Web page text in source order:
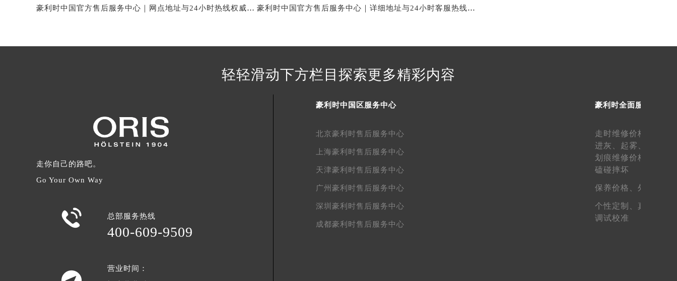
辽宁省辽阳市白塔区新运大街豪利时售后服务中心（需提前预约）
辽宁省营口市站前区市府路与渤海大街交叉口豪利时售后服务中心（需提前预约）
辽宁省沈阳市沈河区中街路83号亨得利名表维修授权店1楼豪利时售后服务中心（需提前预约）
北京市东城区东长安街1号王府井东方广场W3座6层602室豪利时售后服务中心（需提前预约）
河北省保定市竞秀区朝阳北大街北国先天下豪利时售后服务中心（需提前预约）
内蒙古自治区阿拉善盟市左旗土尔扈特大街豪利时售后服务中心（需提前预约）
内蒙古自治区巴彦淖尔市临河区新华街豪利时售后服务中心（需提前预约）
内蒙古自治区赤峰市红山区哈达街豪利时售后服务中心（需提前预约）
内蒙古自治区鄂尔多斯市东胜区伊金霍洛街豪利时售后服务中心（需提前预约）
内蒙古自治区呼伦贝尔市海拉尔区中央街豪利时售后服务中心（需提前预约）
内蒙古自治区通辽市科尔沁区明仁大街豪利时售后服务中心（需提前预约）
内蒙古自治区乌海市海勃湾区人民南路豪利时售后服务中心（需提前预约）
内蒙古自治区兴安盟市乌兰浩特市兴安大街豪利时售后服务中心（需提前预约）
豪利时中国官方售后服务中心｜网点地址与24小时热线权威信息公示（2026年7月最新）
豪利时中国官方售后服务中心｜详细地址与24小时客服热线权威信息公示（2026年7月最新）
轻轻滑动下方栏目探索更多精彩内容
走你自己的路吧。
Go Your Own Way
 总部服务热线
400-609-9509
营业时间：
豪利时中国区服务中心
北京豪利时售后服务中心
上海豪利时售后服务中心
天津豪利时售后服务中心
广州豪利时售后服务中心
深圳豪利时售后服务中心
成都豪利时售后服务中心
豪利时全面服务
走时维修价格、
进灰、 起雾、
划痕维修价格、
磕碰摔坏
保养价格、外观维护
个性定制、真假鉴定
调试校准